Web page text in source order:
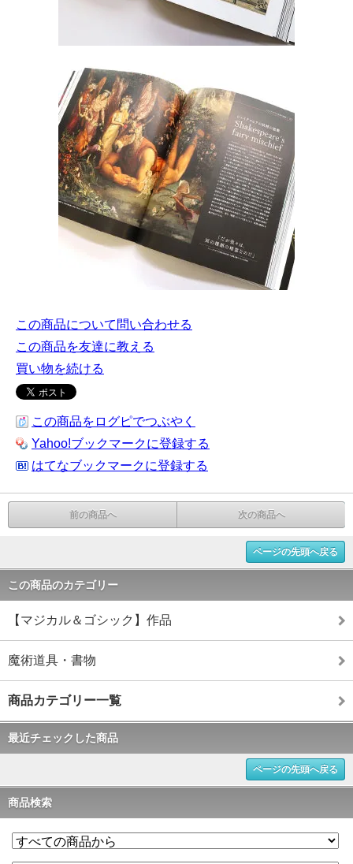
この商品について問い合わせる
この商品を友達に教える
買い物を続ける
この商品をログピでつぶやく
Yahoo!ブックマークに登録する
はてなブックマークに登録する
前の商品へ 次の商品へ
ページの先頭へ戻る
この商品のカテゴリー
【マジカル＆ゴシック】作品
魔術道具・書物
商品カテゴリー一覧
最近チェックした商品
ページの先頭へ戻る
商品検索